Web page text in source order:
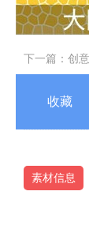
下一篇： 创
收藏
素材信息